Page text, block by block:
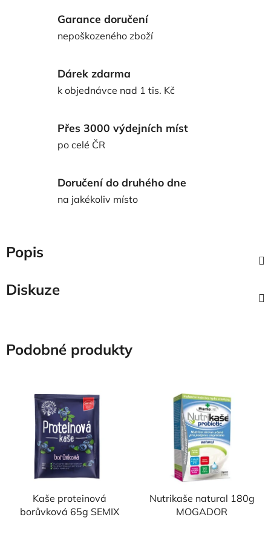
Garance doručení
nepoškozeného zboží
Dárek zdarma
k objednávce nad 1 tis. Kč
Přes 3000 výdejních míst
po celé ČR
Doručení do druhého dne
na jakékoliv místo
Popis
Diskuze
Podobné produkty
Kaše proteinová
borůvková 65g SEMIX
Nutrikaše natural 180g
MOGADOR